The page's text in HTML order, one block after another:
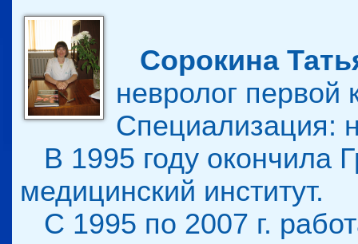
Сорокина
невролог первой
Специализация:
В 1995 году окончила
медицинский институт.
С 1995 по 2007 г.